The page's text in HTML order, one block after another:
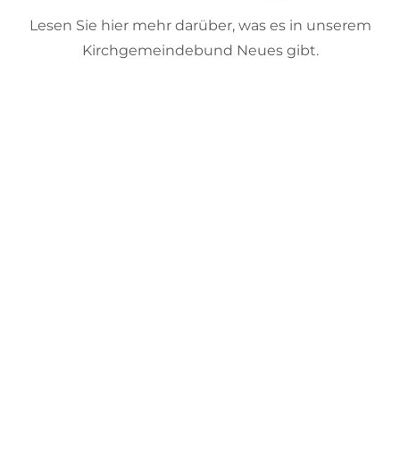
Lesen Sie hier mehr darüber, was es in unserem
Kirchgemeindebund Neues gibt.